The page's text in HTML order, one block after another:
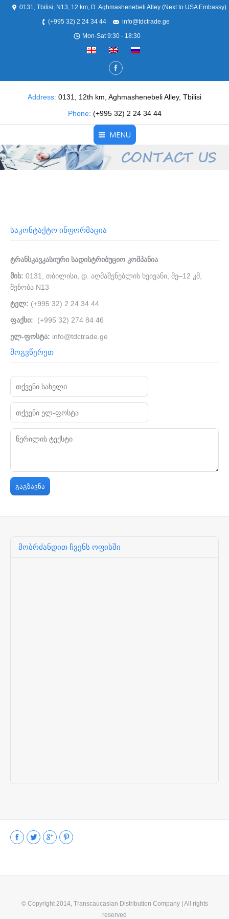
0131, Tbilisi, N13, 12 km, D. Aghmashenebeli Alley (Next to USA Embassy)
(+995 32) 2 24 34 44
info@tdctrade.ge
Mon-Sat 9:30 - 18:30
Address: 0131, 12th km, Aghmashenebeli Alley, Tbilisi
Phone: (+995 32) 2 24 34 44
MENU
მთავარი
სერვისები
კონტაქტი
საკონტაქტო ინფორმაცია
ტრანსკავკასიური სადისტრიბუციო კომპანია
მის: 0131, თბილისი, დ. აღმაშენებლის ხეივანი, მე–12 კმ,
შენობა N13
ტელ: (+995 32) 2 24 34 44
ფაქსი: (+995 32) 274 84 46
ელ-ფოსტა: info@tdctrade.ge
მოგვწერეთ
მობრძანდით ჩვენს ოფისში
Facebook
TwitterGoogle+Pinterest
© Copyright 2014, Transcaucasian Distribution Company | All rights
reserved